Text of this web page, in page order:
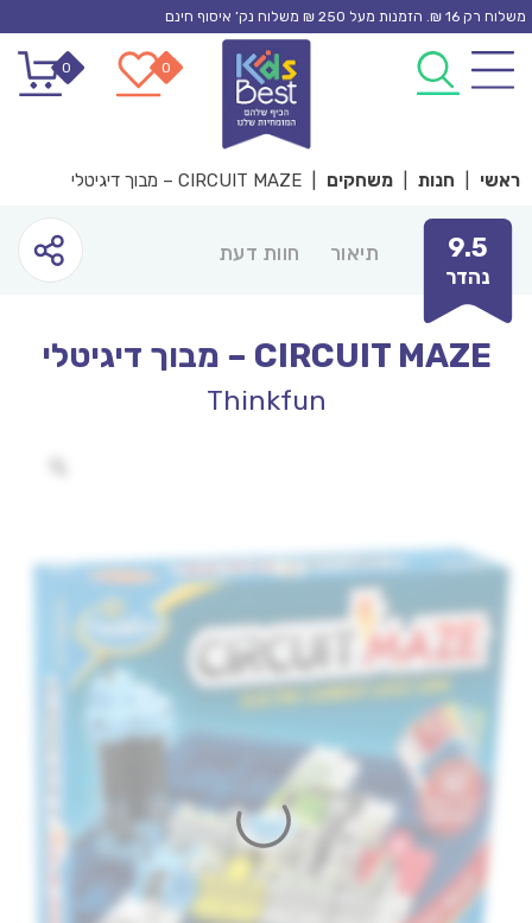
Skip
content
משלוח רק 16 ₪. הזמנות מעל 250 ₪ משלוח נק’ איסוף חינם
0
0
ראשי חנות משחקים CIRCUIT MAZE – מבוך דיגיטלי
9.5
נהדר
תיאור חוות דעת
CIRCUIT MAZE – מבוך דיגיטלי
Thinkfun